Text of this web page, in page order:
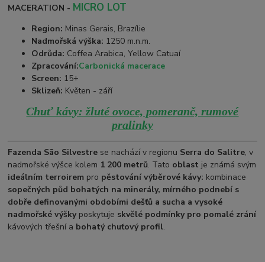
MACERATION - MICRO LOT
Region: Minas Gerais, Brazílie
Nadmořská výška: 1250 m.n.m.
Odrůda: Coffea Arabica, Yellow Catuaí
Zpracování:Carbonická macerace
Screen: 15+
Sklizeň: Květen - září
Chuť kávy: žluté ovoce, pomeranč, rumové
pralinky
Fazenda São Silvestre se nachází v regionu Serra do Salitre, v
nadmořské výšce kolem 1 200 metrů. Tato oblast je známá svým
ideálním terroirem pro pěstování výběrové kávy: kombinace
sopečných půd bohatých na minerály, mírného podnebí s
dobře definovanými obdobími dešťů a sucha a vysoké
nadmořské výškyposkytuje skvělé podmínky pro pomalé zrání
kávových třešní a bohatý chuťový profil.